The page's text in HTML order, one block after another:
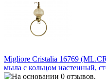
Migliore Cristalia 16769
мыла с кольцом настенный,